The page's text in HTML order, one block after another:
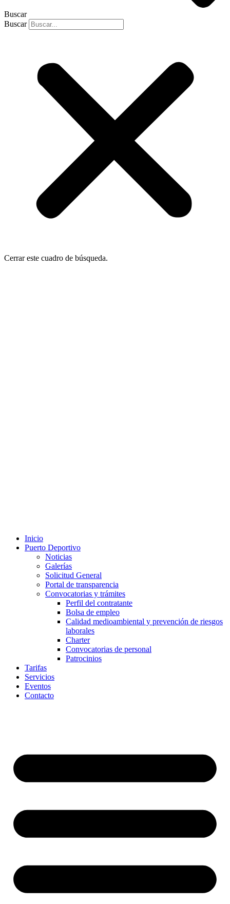
Buscar
Buscar
Cerrar este cuadro de búsqueda.
Inicio
Puerto Deportivo
Noticias
Galerías
Solicitud General
Portal de transparencia
Convocatorias y trámites
Perfil del contratante
Bolsa de empleo
Calidad medioambiental y prevención de riesgos
laborales
Charter
Convocatorias de personal
Patrocinios
Tarifas
Servicios
Eventos
Contacto